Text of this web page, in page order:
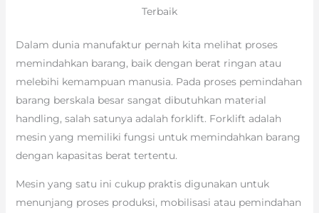
Terbaik
Dalam dunia manufaktur pernah kita melihat proses
memindahkan barang, baik dengan berat ringan atau
melebihi kemampuan manusia. Pada proses pemindahan
barang berskala besar sangat dibutuhkan material
handling, salah satunya adalah forklift. Forklift adalah
mesin yang memiliki fungsi untuk memindahkan barang
dengan kapasitas berat tertentu.
Mesin yang satu ini cukup praktis digunakan untuk
menunjang proses produksi, mobilisasi atau pemindahan